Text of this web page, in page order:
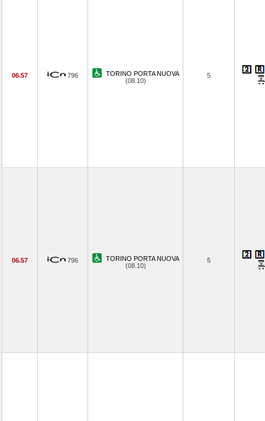
06.57 796
TORINO PORTA NUOVA
(08.10)
5
06.57 796
TORINO PORTA NUOVA
(08.10)
5